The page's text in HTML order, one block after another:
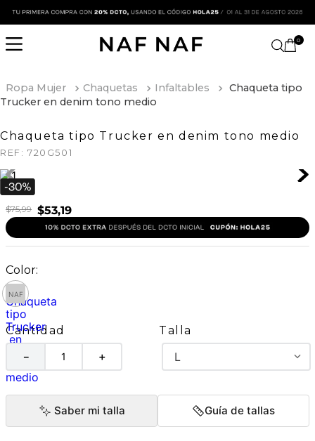
0
Ropa Mujer Chaquetas Infaltables
Chaqueta tipo
Trucker en denim tono medio
Chaqueta tipo Trucker en denim tono medio
REF: 720G501
$75,99 $53,19
Cantidad
＋
－
Talla
L
Saber mi talla Guía de tallas